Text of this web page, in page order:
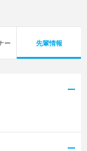
ー 先輩情報